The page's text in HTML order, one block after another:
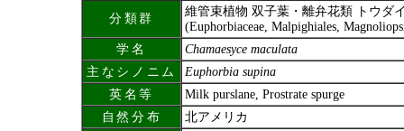
分類群
維管束植物 双子葉・離弁花類 トウダ
(Euphorbiaceae, Malpighiales,
学名
Chamaesyce maculata
主なシノニム
Euphorbia supina
英名等
Milk purslane, Prostrate spurge
自然分布
北アメリカ